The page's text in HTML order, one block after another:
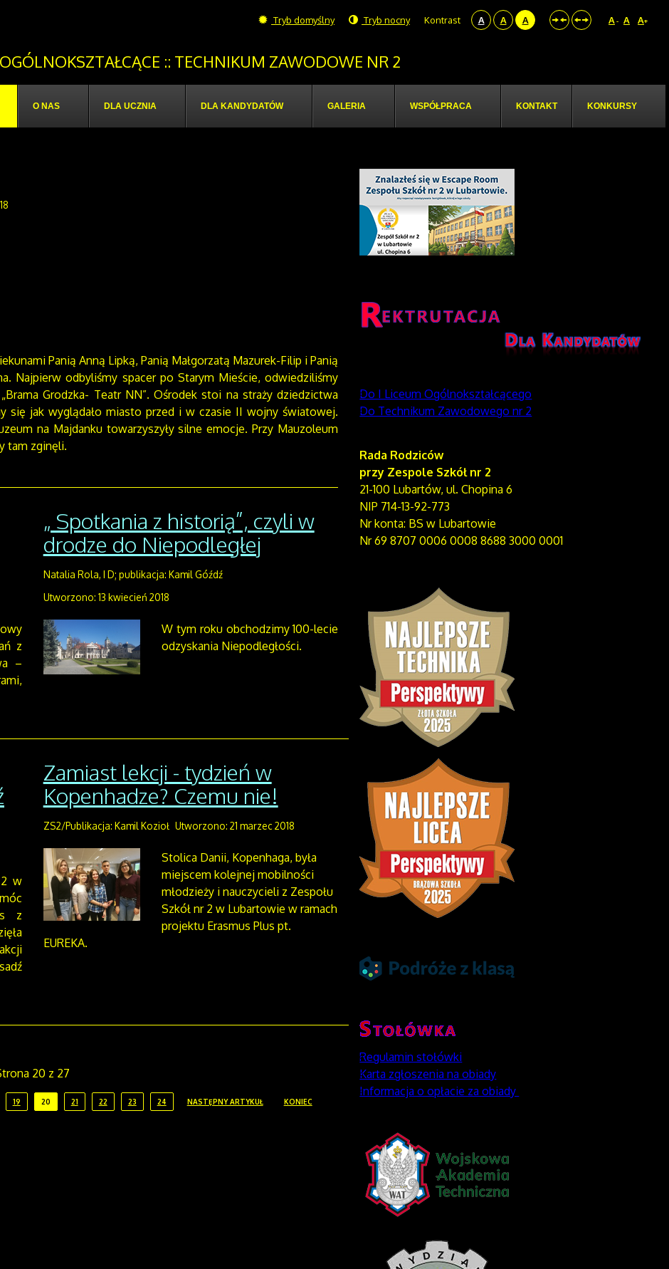
Tryb domyślny Tryb nocny Kontrast A A A A- A A+
:: TECHNIKUM ZAWODOWE NR 2
O NAS DLA UCZNIA DLA KANDYDATÓW GALERIA WSPÓŁPRACA KONTAKT KONKURSY
Panią Anną Lipką, Panią Małgorzatą Mazurek-Filip i Panią
Najpierw odbyliśmy spacer po Starym Mieście, odwiedziliśmy
Grodzka- Teatr NN”. Ośrodek stoi na straży dziedzictwa
się jak wyglądało miasto przed i w czasie II wojny światowej.
na Majdanku towarzyszyły silne emocje. Przy Mauzoleum
tam zginęli.
z
–
„ Spotkania z historią”, czyli w
drodze do Niepodległej
Natalia Rola, I D; publikacja: Kamil Góźdź
Utworzono: 13 kwiecień 2018
W tym roku obchodzimy 100-lecie
odzyskania Niepodległości.
w
z
Zamiast lekcji - tydzień w
Kopenhadze? Czemu nie!
ZS2/Publikacja: Kamil Kozioł Utworzono: 21 marzec 2018
Stolica Danii, Kopenhaga, była
miejscem kolejnej mobilności
młodzieży i nauczycieli z Zespołu
Szkół nr 2 w Lubartowie w ramach
projektu Erasmus Plus pt.
EUREKA.
20 z 27
19 20 21 22 23 24 NASTĘPNY ARTYKUŁ KONIEC
Do I Liceum Ogólnokształcącego
Do Technikum Zawodowego nr 2
Rada Rodziców
przy Zespole Szkół nr 2
21-100 Lubartów, ul. Chopina 6
NIP 714-13-92-773
Nr konta: BS w Lubartowie
Nr 69 8707 0006 0008 8688 3000 0001
Regulamin stołówki
Karta zgłoszenia na obiady
Informacja o opłacie za obiady